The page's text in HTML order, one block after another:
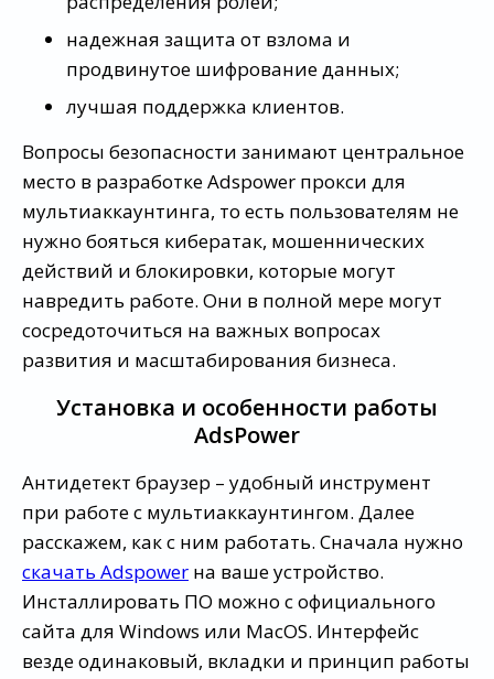
надежная защита от взлома и
продвинутое шифрование данных;
лучшая поддержка клиентов.
Вопросы безопасности занимают центральное
место в разработке Adspower прокси для
мультиаккаунтинга, то есть пользователям не
нужно бояться кибератак, мошеннических
действий и блокировки, которые могут
навредить работе. Они в полной мере могут
сосредоточиться на важных вопросах
развития и масштабирования бизнеса.
Установка и особенности работы
AdsPower
Антидетект браузер – удобный инструмент
при работе с мультиаккаунтингом. Далее
расскажем, как с ним работать. Сначала нужно
скачать Adspower на ваше устройство.
Инсталлировать ПО можно с официального
сайта для Windows или MacOS. Интерфейс
везде одинаковый, вкладки и принцип работы